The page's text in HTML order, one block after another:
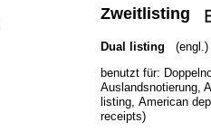
Zweitlisting
Dual listing
(engl.)
benutzt für:
Auslandsnotierung,
listing, American
receipts)